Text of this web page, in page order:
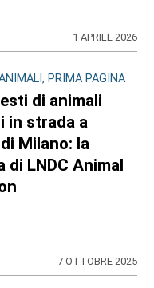
1 APRILE 2026
PRIMA PAGINA
di animali
in strada a
Milano: la
di LNDC Animal
7 OTTOBRE 2025